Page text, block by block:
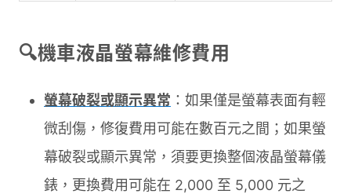
🔍機車液晶螢幕維修費用
螢幕破裂或顯示異常 ：如果僅是螢幕表面有輕
微刮傷，修復費用可能在數百元之間；如果螢
幕破裂或顯示異常，須要更換整個液晶螢幕儀
錶，更換費用可能在 2,000 至 5,000 元之